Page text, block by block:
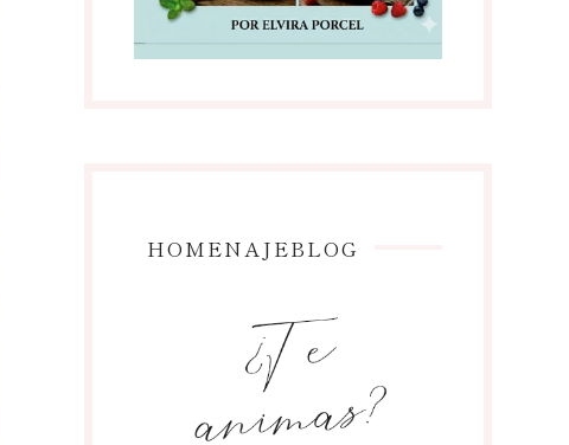
HOMENAJEBLOG